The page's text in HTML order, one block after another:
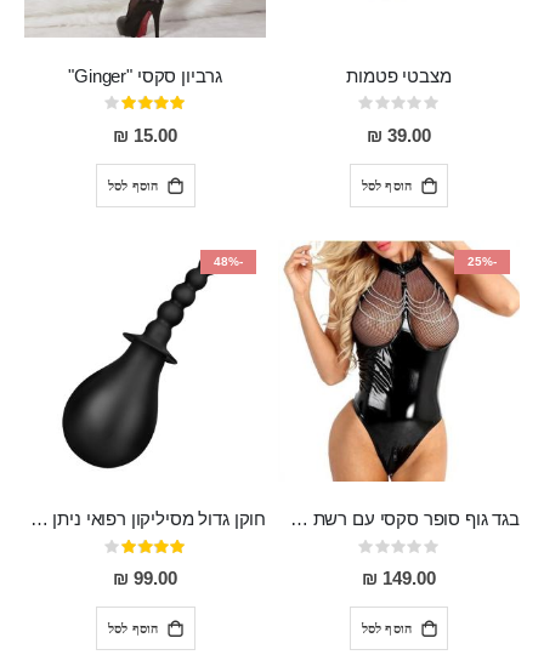
מצבטי פטמות
Rating:
0%
39.00 ₪
הוסף לסל
גרביון סקסי "Ginger"
דירוג:
80%
15.00 ₪
הוסף לסל
-25%
בגד גוף סופר סקסי עם רשת שקופה בחזה ושרשרות מלמעלה וריצרץ מלמטה Pan במפשעה
Rating:
0%
149.00 ₪
הוסף לסל
-48%
חוקן גדול מסיליקון רפואי ניתן לשימוש גם כפלאג וגם כחרוזים אנאלים
דירוג:
80%
99.00 ₪
הוסף לסל